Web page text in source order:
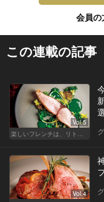
会員の
この連載の記事
Vol.5
Vol.4